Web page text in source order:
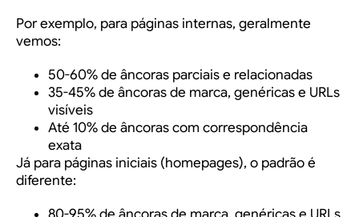
Por exemplo, para páginas internas, geralmente
vemos:
50-60% de âncoras parciais e relacionadas
35-45% de âncoras de marca, genéricas e URLs
visíveis
Até 10% de âncoras com correspondência
exata
Já para páginas iniciais (homepages), o padrão é
diferente: